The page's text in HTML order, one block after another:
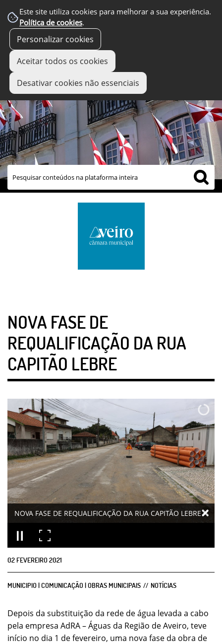
Este site utiliza cookies para melhorar a sua experiência.
Política de cookies.
Personalizar cookies
Aceitar todos os cookies
Desativar cookies não essenciais
links úteis
NOVA FASE DE
REQUALIFICAÇÃO DA RUA
CAPITÃO LEBRE
NOVA FASE DE REQUALIFICAÇÃO DA RUA CAPITÃO LEBRE
02 FEVEREIRO2021
MUNICIPIO | COMUNICAÇÃO | OBRAS MUNICIPAIS NOTÍCIAS
Depois da substituição da rede de água levada a cabo
pela empresa AdRA – Águas da Região de Aveiro, teve
início no dia 1 de fevereiro, uma nova fase da obra de